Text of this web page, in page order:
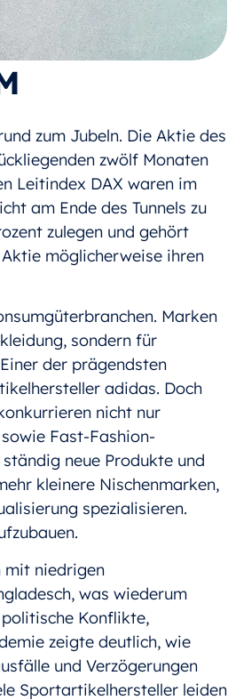
zum Jubeln. Die Aktie des
zwölf Monaten
Leitindex DAX waren im
am Ende des Tunnels zu
zulegen und gehört
möglicherweise ihren
Marken
sondern für
der prägendsten
adidas. Doch
nicht nur
Fast-Fashion-
neue Produkte und
kleinere Nischenmarken,
spezialisieren.
mit niedrigen
was wiederum
Konflikte,
zeigte deutlich, wie
und Verzögerungen
Sportartikelhersteller leiden